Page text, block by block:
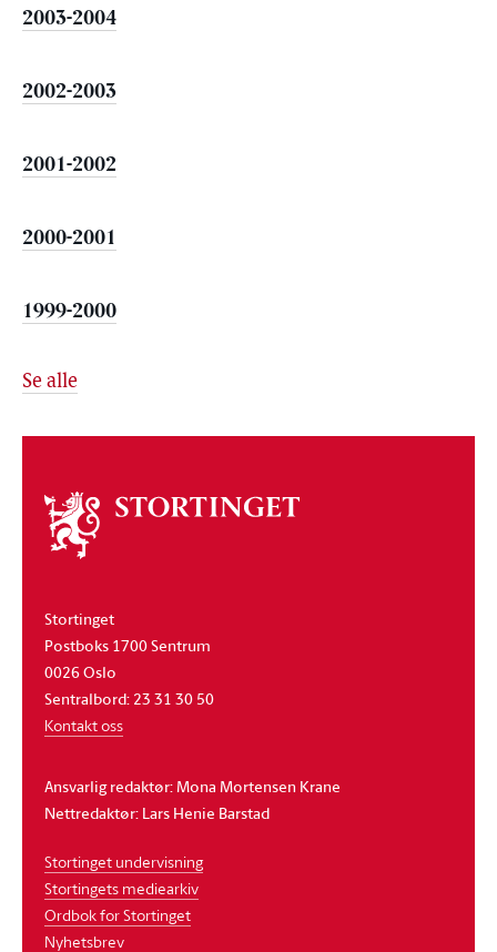
2003-2004
2002-2003
2001-2002
2000-2001
1999-2000
Se alle
Om
stortinget
Stortinget
Postboks 1700 Sentrum
0026 Oslo
Sentralbord: 23 31 30 50
Kontakt oss
Ansvarlig redaktør: Mona Mortensen Krane
Nettredaktør: Lars Henie Barstad
Stortinget undervisning
Stortingets mediearkiv
Ordbok for Stortinget
Nyhetsbrev